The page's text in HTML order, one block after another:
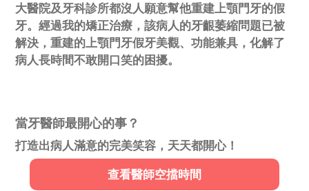
大醫院及牙科診所都沒人願意幫他重建上顎門牙的假
牙。經過我的矯正治療，該病人的牙齦萎縮問題已被
解決，重建的上顎門牙假牙美觀、功能兼具，化解了
病人長時間不敢開口笑的困擾。
當牙醫師最開心的事？
打造出病人滿意的完美笑容，天天都開心！
查看醫師空擋時間